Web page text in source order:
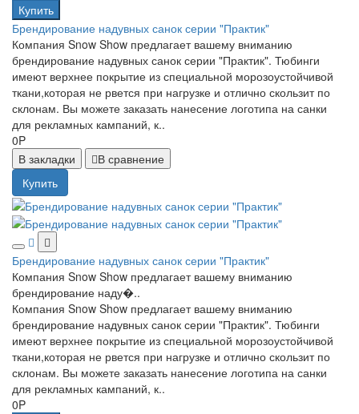
Купить
Брендирование надувных санок серии "Практик"
Компания Snow Show предлагает вашему вниманию
брендирование надувных санок серии "Практик". Тюбинги
имеют верхнее покрытие из специальной морозоустойчивой
ткани,которая не рвется при нагрузке и отлично скользит по
склонам. Вы можете заказать нанесение логотипа на санки
для рекламных кампаний, к..
0P
В закладки
В сравнение
Купить
Брендирование надувных санок серии "Практик"
Компания Snow Show предлагает вашему вниманию
брендирование наду�..
Компания Snow Show предлагает вашему вниманию
брендирование надувных санок серии "Практик". Тюбинги
имеют верхнее покрытие из специальной морозоустойчивой
ткани,которая не рвется при нагрузке и отлично скользит по
склонам. Вы можете заказать нанесение логотипа на санки
для рекламных кампаний, к..
0P